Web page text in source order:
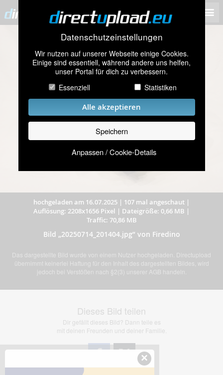
Datenschutzeinstellungen
Wir nutzen auf unserer Webseite einige Cookies.
Einige sind essentiell, während andere uns helfen,
unser Portal für dich zu verbessern.
Essenziell
Statistiken
Alle akzeptieren
Speichern
Anpassen / Cookie-Details
hochgeladen am 16.07.2025 | 107 mal angeschaut |
Auflösung: 2208x1656 Pixel | Dateigröße: 0,66 MB |
Traffic: 70,86 MB
Bild „20250714_201404.jpg” von Firedino
Das dargestellte Bild wurde von einem Nutzer hochgeladen. Directupload
übernimmt keinerlei Haftung für den Inhalt des dargestellten Bildes, wird
jedoch bei Verstößen nach §2(3) unserer AGB handeln.
Dieses Bild teilen
Dir gefällt dieses Bild? Dann teile es
mit deinen Freunden und deiner Familie.
×